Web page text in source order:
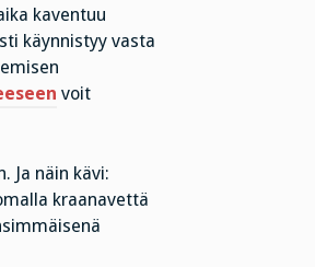
kaventuu
käynnistyy vasta
voit
Ja näin kävi:
kraanavettä